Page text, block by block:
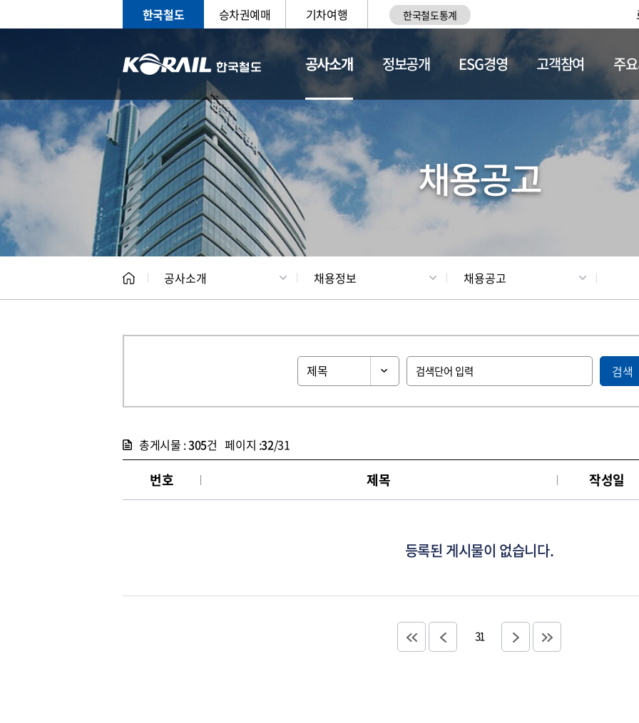
한국철도 승차권예매 기차여행 한국철도통계
공사소개
CEO 일반현황 채용정보
정보공개 ESG경영 고객참여 주
채용공고
공사소개 채용정보 채용공고
검색
총게시물 :305건 페이지 :32/31
번호 제목 작성일
등록된 게시물이 없습니다.
31